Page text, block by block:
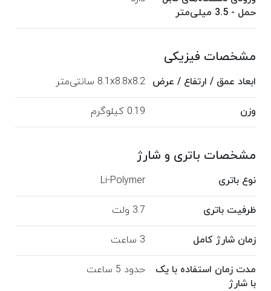
حمل - 3.5 میلی‌متر
مشخصات فیزیکی
ابعاد عمق / ارتفاع / عرض 8.1x8.8x8.2 سانتی‌متر
وزن 0.19 کیلو‌گرم
مشخصات باتری و شارژ
نوع باتری Li-Polymer
ظرفیت باتری 3.7 ولت
زمان شارژ کامل 3 ساعت
مدت زمان استفاده با یک
با شارژ
حدود 5 ساعت